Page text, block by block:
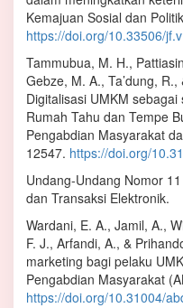
Kemajuan Sosial dan
https://doi.org/10.33506/
Tammubua, M. H.,
Gebze, M. A., Ta’dung,
Digitalisasi UMKM
Rumah Tahu dan Tempe
Pengabdian Masyarakat
12547. https://doi.org/
Undang-Undang Nomor
dan Transaksi Elektronik.
Wardani, E. A., Jamil, A.,
F. J., Arfandi, A., &
marketing bagi pelaku
Pengabdian Masyarakat
https://doi.org/10.31004/